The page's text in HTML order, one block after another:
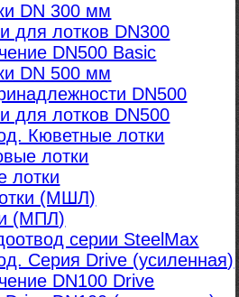
DN 300 мм
для лотков DN300
DN500 Basic
DN 500 мм
DN500
для лотков DN500
Кюветные лотки
лотки
лотки
(МШЛ)
(МПЛ)
серии SteelMax
Серия Drive (усиленная)
DN100 Drive